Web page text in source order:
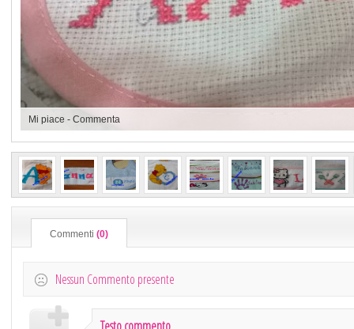
Mi piace - Commenta
Commenti (0)
Nessun Commento presente